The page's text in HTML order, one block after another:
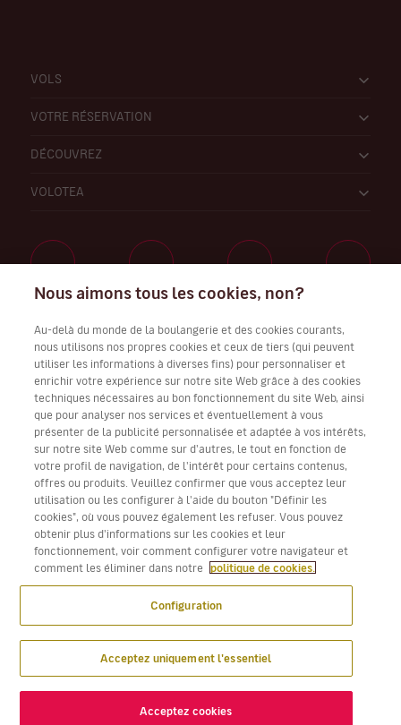
VOLS
VOTRE RÉSERVATION
DÉCOUVREZ
VOLOTEA
Télécharger l’application Volotea pour iOS et Android
Nous aimons tous les cookies, non?
Au-delà du monde de la boulangerie et des cookies courants,
nous utilisons nos propres cookies et ceux de tiers (qui peuvent
utiliser les informations à diverses fins) pour personnaliser et
enrichir votre expérience sur notre site Web grâce à des cookies
techniques nécessaires au bon fonctionnement du site Web, ainsi
que pour analyser nos services et éventuellement à vous
présenter de la publicité personnalisée et adaptée à vos intérêts,
sur notre site Web comme sur d'autres, le tout en fonction de
votre profil de navigation, de l'intérêt pour certains contenus,
offres ou produits. Veuillez confirmer que vous acceptez leur
utilisation ou les configurer à l'aide du bouton "Définir les
cookies", où vous pouvez également les refuser. Vous pouvez
obtenir plus d'informations sur les cookies et leur
fonctionnement, voir comment configurer votre navigateur et
comment les éliminer dans notre
politique de cookies.
Configuration
Acceptez uniquement l'essentiel
Acceptez cookies